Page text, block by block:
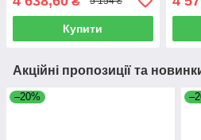
Купити
Акційні пропозиції та
–20%